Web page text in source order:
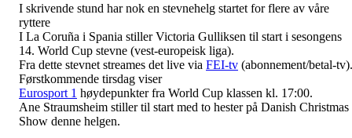
I skrivende stund har nok en stevnehelg startet for flere av våre
ryttere
I La Coruña i Spania stiller Victoria Gulliksen til start i sesongens
14. World Cup stevne (vest-europeisk liga).
Fra dette stevnet streames det live via FEI-tv (abonnement/betal-tv).
Førstkommende tirsdag viser
Eurosport 1 høydepunkter fra World Cup klassen kl. 17:00.
Ane Straumsheim stiller til start med to hester på Danish Christmas
Show denne helgen.